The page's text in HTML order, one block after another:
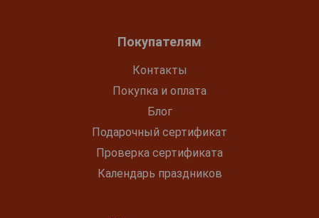
Покупателям
Контакты
Покупка и оплата
Блог
Подарочный сертификат
Проверка сертификата
Календарь праздников